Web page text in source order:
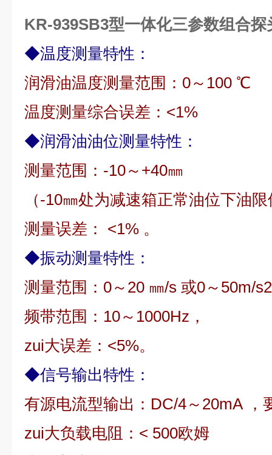
KR-939SB3型一体化三参数组合探
◆温度测量特性：
润滑油温度测量范围： 0～ 100 ℃
温度测量综合误差： <1%
◆润滑油油位测量特性：
测量范围： -10～ +40㎜
（-10㎜处为减速箱正常油位下油
测量误差：
<1% 。
◆振动测量特性：
测量范围： 0～ 20 ㎜/s 或0～ 50m/s2
频带范围： 10～ 1000Hz ，
zui大误差： <5%。
◆信号输出特性：
有源电流型输出： DC/4～ 20mA
zui大负载电阻： < 500欧姆